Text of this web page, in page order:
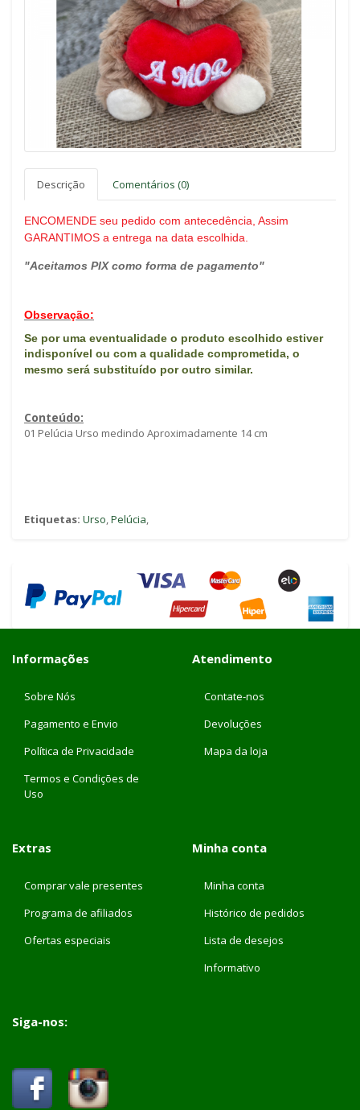
Descrição Comentários (0)
ENCOMENDE seu pedido com antecedência, Assim
GARANTIMOS a entrega na data escolhida.
"Aceitamos PIX como forma de pagamento"
Observação:
Se por uma eventualidade o produto escolhido estiver
indisponível ou com a qualidade comprometida, o
mesmo será substituído por outro similar.
Conteúdo:
01 Pelúcia Urso medindo Aproximadamente 14 cm
Etiquetas: Urso,Pelúcia,
Informações
Sobre Nós
Pagamento e Envio
Política de Privacidade
Termos e Condições de
Uso
Atendimento
Contate-nos
Devoluções
Mapa da loja
Extras
Comprar vale presentes
Programa de afiliados
Ofertas especiais
Minha conta
Minha conta
Histórico de pedidos
Lista de desejos
Informativo
Siga-nos: